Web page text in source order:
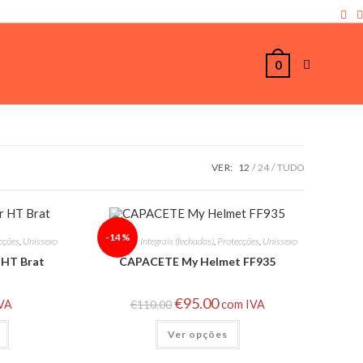
0
VER: 12 24 TUDO
, Unissexo
Brat
-14%
Capacetes Integrais (fechados), Protecções, Unissexo
CAPACETE My Helmet FF935
€110.00€95.00com IVA
Ver opções